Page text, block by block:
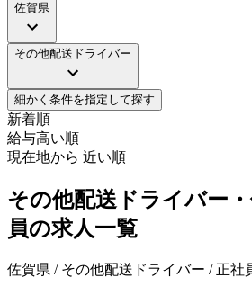
佐賀県
その他配送ドライバー
細かく条件を指定して探す
新着順
給与高い順
現在地から 近い順
その他配送ドライバー
員の求人一覧
佐賀県 / その他配送ドライバー / 正社